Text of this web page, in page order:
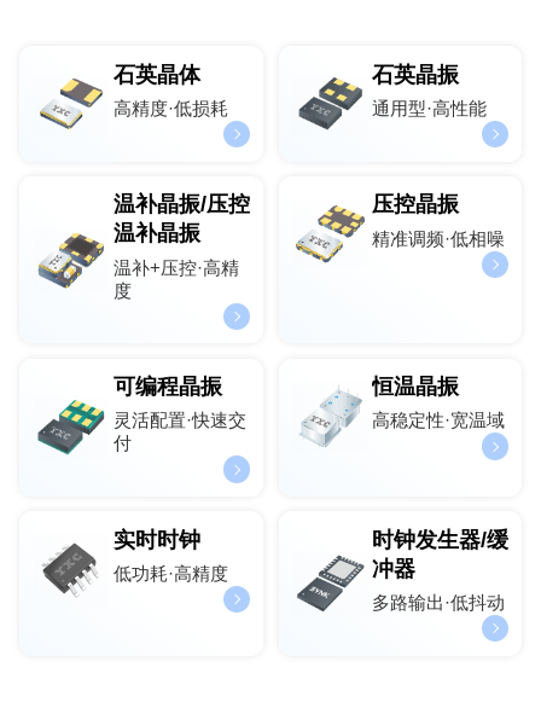
石英晶体
高精度·低损耗
石英晶振
通用型·高性能
温补晶振/压控
温补晶振
温补+压控·高精
度
压控晶振
精准调频·低相噪
可编程晶振
灵活配置·快速交
付
恒温晶振
高稳定性·宽温域
实时时钟
低功耗·高精度
时钟发生器/缓
冲器
多路输出·低抖动